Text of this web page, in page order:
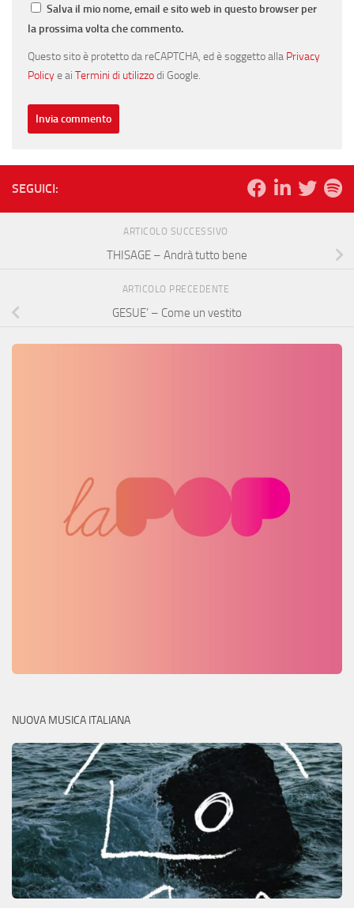
Salva il mio nome, email e sito web in questo browser per
la prossima volta che commento.
Questo sito è protetto da reCAPTCHA, ed è soggetto alla Privacy
Policye ai Termini di utilizzodi Google.
SEGUICI:
ARTICOLO SUCCESSIVO
THISAGE – Andrà tutto bene
ARTICOLO PRECEDENTE
GESUE’ – Come un vestito
NUOVA MUSICA ITALIANA